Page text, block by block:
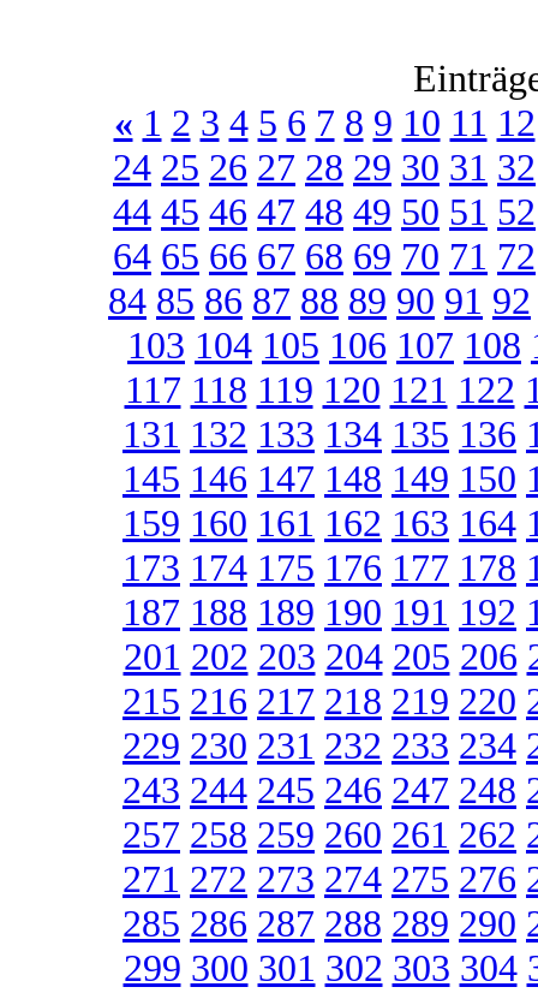
« 1 2 3 4 5 6 7 8 9 10 11 12
24 25 26 27 28 29 30 31 32
44 45 46 47 48 49 50 51 52
64 65 66 67 68 69 70 71 72
84 85 86 87 88 89 90 91 92
103 104 105 106 107 108
117 118 119 120 121 122
131 132 133 134 135 136
145 146 147 148 149 150
159 160 161 162 163 164
173 174 175 176 177 178
187 188 189 190 191 192
201 202 203 204 205 206
215 216 217 218 219 220
229 230 231 232 233 234
243 244 245 246 247 248
257 258 259 260 261 262
271 272 273 274 275 276
285 286 287 288 289 290
299 300 301 302 303 304